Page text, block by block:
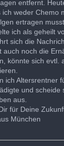
entfernt.
ich weder Chemo
ertragen
ich als geheilt
sich die
auch noch die
könnte sich evtl.
ich Altersrentner
und scheide
aus.
für Deine
München